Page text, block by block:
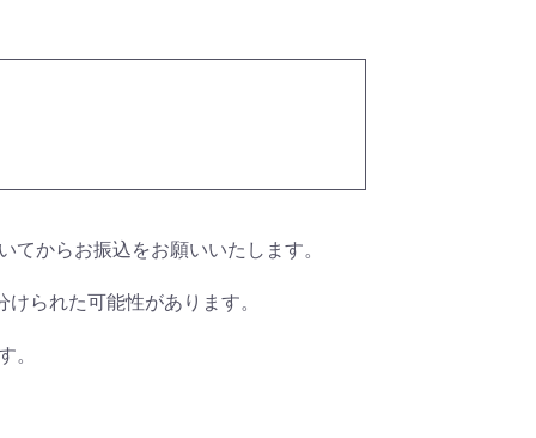
からお振込をお願いいたします。
られた可能性があります。
。